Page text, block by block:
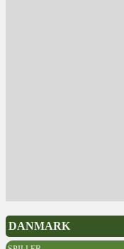
DANMARK